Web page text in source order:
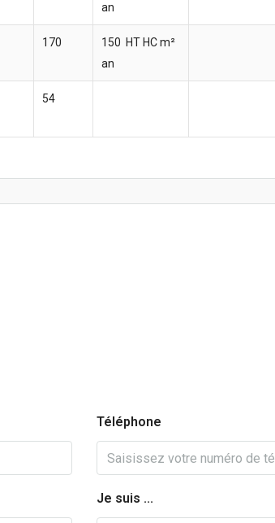
an
170
150  HT HC m²
an
54
Téléphone
Je suis ...